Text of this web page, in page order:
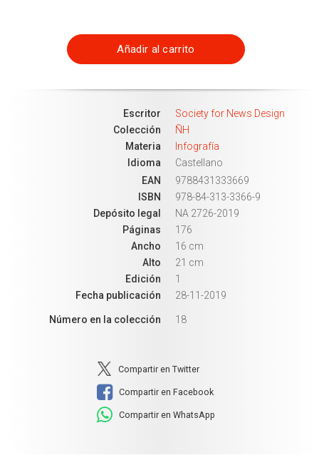
Añadir al carrito
Escritor
Society for News Design
Colección
ÑH
Materia
Infografía
Idioma
Castellano
EAN
9788431333669
ISBN
978-84-313-3366-9
Depósito legal
NA 2726-2019
Páginas
176
Ancho
16 cm
Alto
21 cm
Edición
1
Fecha publicación
28-11-2019
Número en la colección 18
Compartir en Twitter
Compartir en Facebook
Compartir en WhatsApp